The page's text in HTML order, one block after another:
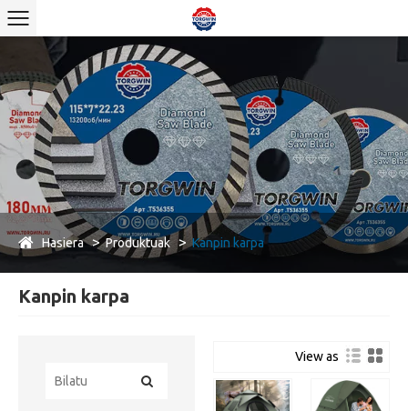
Hasiera Produktuak Kanpin karpa
Kanpin karpa
View as